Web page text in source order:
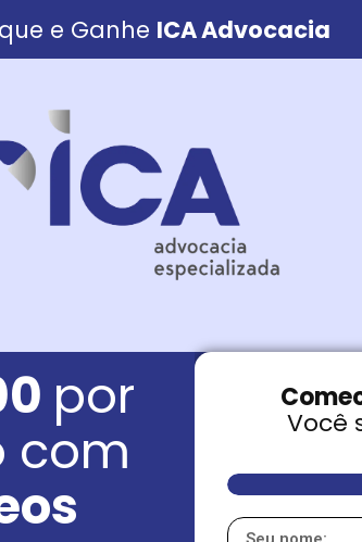
e Ganhe ICA Advocacia
por
com
Você